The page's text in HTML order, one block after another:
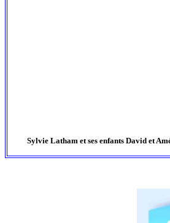
Sylvie Latham et ses enfants David et